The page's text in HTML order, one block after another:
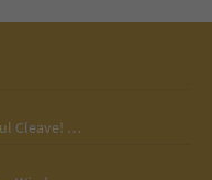
Cleave! …